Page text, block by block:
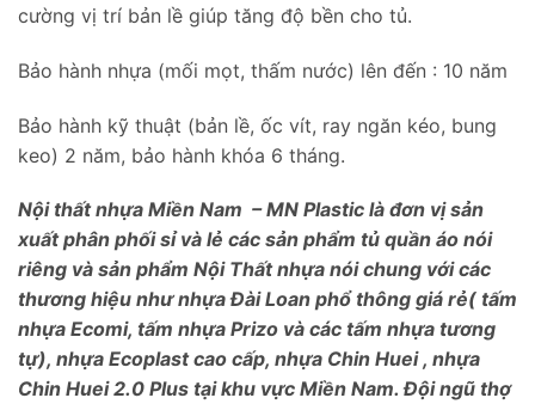
cường vị trí bản lề giúp tăng độ bền cho tủ.
Bảo hành nhựa (mối mọt, thấm nước) lên đến : 10 năm
Bảo hành kỹ thuật (bản lề, ốc vít, ray ngăn kéo, bung
keo) 2 năm, bảo hành khóa 6 tháng.
Nội thất nhựa Miền Nam – MN Plastic là đơn vị sản
xuất phân phối sỉ và lẻ các sản phẩm tủ quần áo nói
riêng và sản phẩm Nội Thất nhựa nói chung với các
thương hiệu như nhựa Đài Loan phổ thông giá rẻ( tấm
nhựa Ecomi, tấm nhựa Prizo và các tấm nhựa tương
tự), nhựa Ecoplast cao cấp, nhựa Chin Huei , nhựa
Chin Huei 2.0 Plus tại khu vực Miền Nam. Đội ngũ thợ